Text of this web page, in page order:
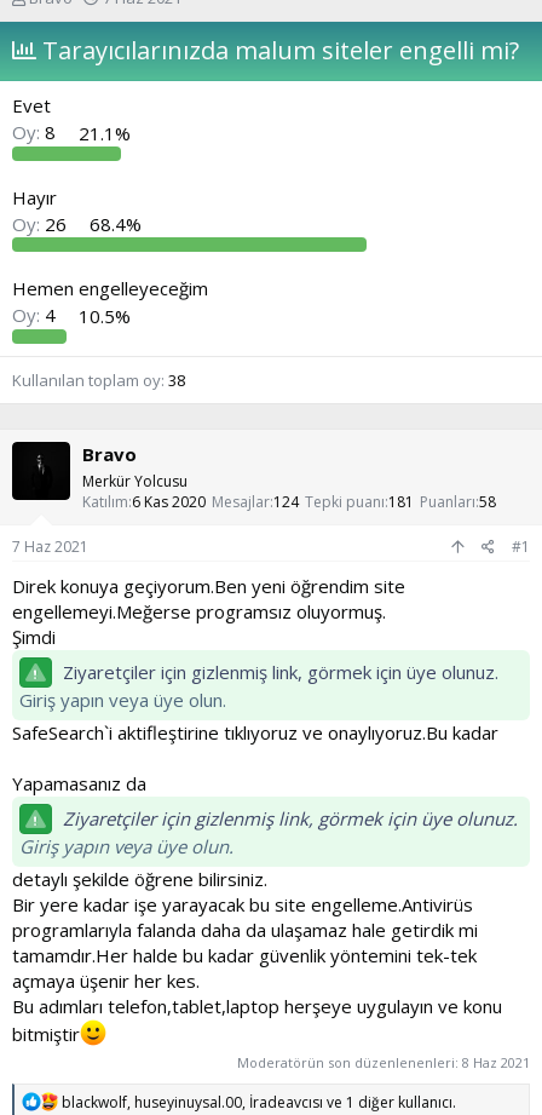
o
n
u
y
u
b
a
l
a
t
a
a
l
a
g
ı
a
r
i
i
Tarayıcılarınızda malum siteler engelli mi?
Evet
Oy: 8 21.1%
Hayır
Oy: 26 68.4%
Hemen engelleyeceğim
Oy: 4 10.5%
Kullanılan toplam oy 38
Bravo
Merkür Yolcusu
Katılım 6 Kas 2020 Mesajlar 124 Tepki puanı 181 Puanları 58
7 Haz 2021 #1
Direk konuya geçiyorum.Ben yeni öğrendim site
engellemeyi.Meğerse programsız oluyormuş.
Şimdi
Ziyaretçiler için gizlenmiş link, görmek için üye olunuz.
Giriş yapın veya üye olun.
SafeSearch`i aktifleştirine tıklıyoruz ve onaylıyoruz.Bu kadar
Yapamasanız da
Ziyaretçiler için gizlenmiş link, görmek için üye olunuz.
Giriş yapın veya üye olun.
detaylı şekilde öğrene bilirsiniz.
Bir yere kadar işe yarayacak bu site engelleme.Antivirüs
programlarıyla falanda daha da ulaşamaz hale getirdik mi
tamamdır.Her halde bu kadar güvenlik yöntemini tek-tek
açmaya üşenir her kes.
Bu adımları telefon,tablet,laptop herşeye uygulayın ve konu
bitmiştir
Moderatörün son düzenlenenleri: 8 Haz 2021
T
blackwolf,huseyinuysal.00, İradeavcısı ve 1 diğer kullanıcı.